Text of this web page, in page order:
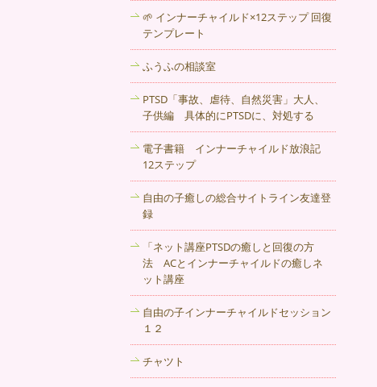
メールや電話でも可能です。秋田のカウ
ンセリングルームまでお気軽にどうぞ。
対人関係の悩み、生活環境の変化など私
たちは毎日ストレス社会と戦っていま
す。毎日気分が良くない、不安や悲哀感
ンセリングルームでご相談ください。
2017年10月11日
日々、生きづらさを抱えていたり、人間
関係を上手く構築できないといった悩み
をお持ちの方も多いと思います。その苦
しみの元は何かに気付き、乗り越えてい
くためのサポートを秋田のカウンセリン
グ 音楽カフェ 自由の子 !では行っていま
す。
自分は価値がない、死にたい、消えた
🌱 インナーチャイルド×12ステップ 回復
テンプレート
ふうふの相談室
PTSD「事故、虐待、自然災害」大人、
子供編 具体的にPTSDに、対処する
電子書籍 インナーチャイルド放浪記
12ステップ
自由の子癒しの総合サイトライン友達登
録
「ネット講座PTSDの癒しと回復の方
法 ACとインナーチャイルドの癒しネ
ット講座
自由の子インナーチャイルドセッション
１２
チャツト